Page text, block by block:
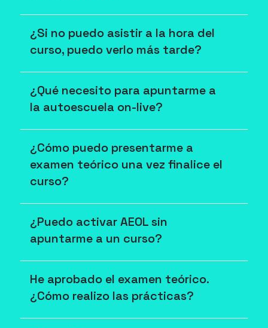
¿Si no puedo asistir a la hora del
curso, puedo verlo más tarde?
¿Qué necesito para apuntarme a
la autoescuela on-live?
¿Cómo puedo presentarme a
examen teórico una vez finalice el
curso?
¿Puedo activar AEOL sin
apuntarme a un curso?
He aprobado el examen teórico.
¿Cómo realizo las prácticas?